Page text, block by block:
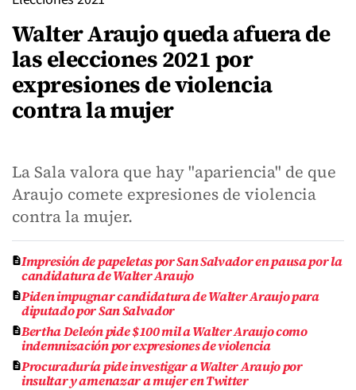
Walter Araujo queda afuera de
las elecciones 2021 por
expresiones de violencia
contra la mujer
La Sala valora que hay "apariencia" de que
Araujo comete expresiones de violencia
contra la mujer.
Impresión de papeletas por San Salvador en pausa por la
candidatura de Walter Araujo
Piden impugnar candidatura de Walter Araujo para
diputado por San Salvador
Bertha Deleón pide $100 mil a Walter Araujo como
indemnización por expresiones de violencia
Procuraduría pide investigar a Walter Araujo por
insultar y amenazar a mujer en Twitter